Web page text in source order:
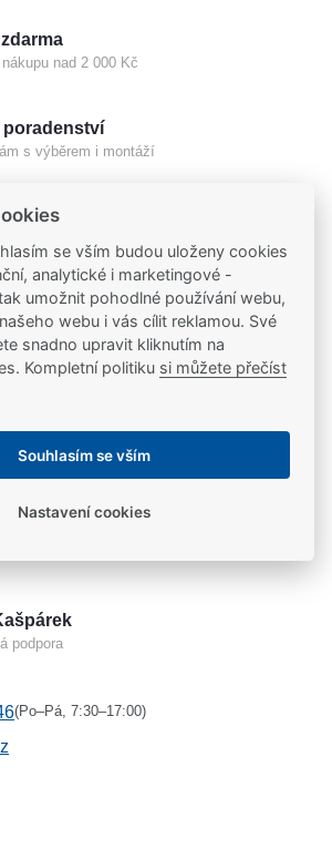
nad 2 000 Kč
poradenství
s výběrem i montáží
partner
FAB Mul-T-Lock
máme 20 let zkušeností
elektrické otvírače effeff ProFix® 2
podpora
(Po–Pá, 7:30–17:00)
se vším budou uloženy cookies
analytické i marketingové -
umožnit pohodlné používání webu,
webu i vás cílit reklamou. Své
snadno upravit kliknutím na
Kompletní politiku si můžete přečíst
Souhlasím se vším
Nastavení cookies